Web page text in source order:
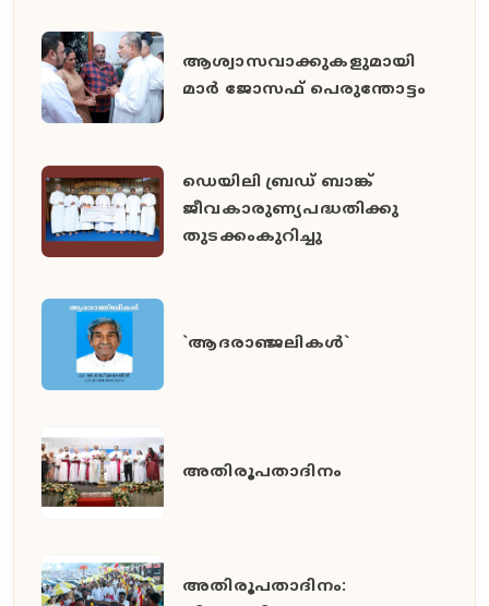
ആശ്വാസവാക്കുകളുമായി
മാർ ജോസഫ് പെരുന്തോട്ടം
ഡെയിലി ബ്രഡ് ബാങ്ക്
ജീവകാരുണ്യപദ്ധതിക്കു
തുടക്കംകുറിച്ചു
`ആദരാഞ്ജലികൾ`
അതിരൂപതാദിനം
അതിരൂപതാദിനം: